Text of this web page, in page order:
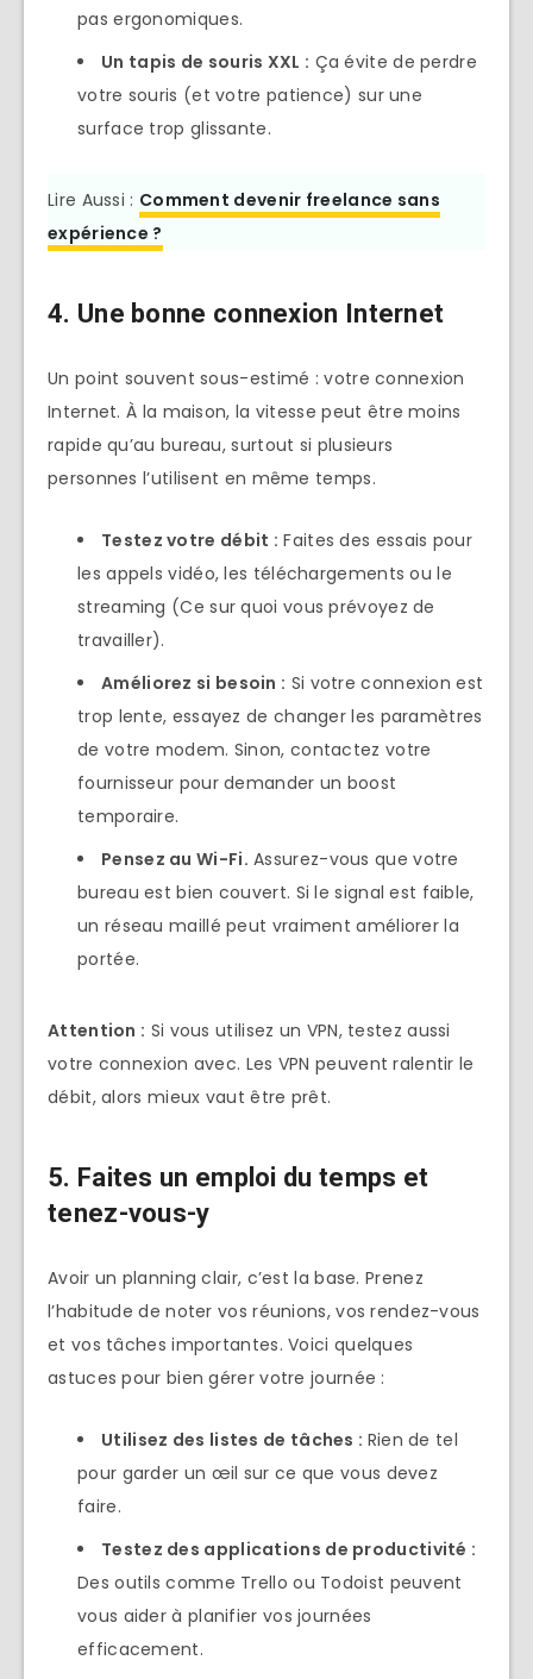
pas ergonomiques.
Un tapis de souris XXL : Ça évite de perdre
votre souris (et votre patience) sur une
surface trop glissante.
Lire Aussi : Comment devenir freelance sans
expérience ?
4. Une bonne connexion Internet
Un point souvent sous-estimé : votre connexion
Internet. À la maison, la vitesse peut être moins
rapide qu’au bureau, surtout si plusieurs
personnes l’utilisent en même temps.
Testez votre débit : Faites des essais pour
les appels vidéo, les téléchargements ou le
streaming (Ce sur quoi vous prévoyez de
travailler).
Améliorez si besoin : Si votre connexion est
trop lente, essayez de changer les paramètres
de votre modem. Sinon, contactez votre
fournisseur pour demander un boost
temporaire.
Pensez au Wi-Fi. Assurez-vous que votre
bureau est bien couvert. Si le signal est faible,
un réseau maillé peut vraiment améliorer la
portée.
Attention : Si vous utilisez un VPN, testez aussi
votre connexion avec. Les VPN peuvent ralentir le
débit, alors mieux vaut être prêt.
5. Faites un emploi du temps et
tenez-vous-y
Avoir un planning clair, c’est la base. Prenez
l’habitude de noter vos réunions, vos rendez-vous
et vos tâches importantes. Voici quelques
astuces pour bien gérer votre journée :
Utilisez des listes de tâches : Rien de tel
pour garder un œil sur ce que vous devez
faire.
Testez des applications de productivité :
Des outils comme Trello ou Todoist peuvent
vous aider à planifier vos journées
efficacement.